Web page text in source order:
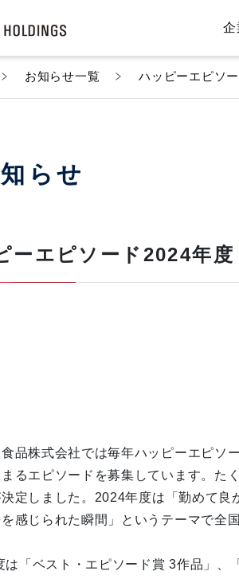
企
お知らせ一覧 ハッピーエピソ
らせ
ーエピソード2024年
食品株式会社では毎年ハッピーエピソ
るエピソードを募集しています。た
定しました。2024年度は「勤めて
感じられた瞬間」というテーマで全
は「ベスト・エピソード賞 3作品」、